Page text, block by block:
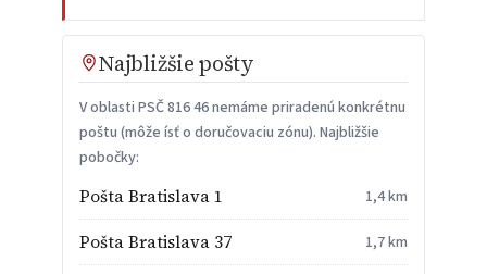
Najbližšie pošty
V oblasti PSČ 816 46 nemáme priradenú konkrétnu
poštu (môže ísť o doručovaciu zónu). Najbližšie
pobočky:
Pošta Bratislava 1 1,4 km
Pošta Bratislava 37 1,7 km